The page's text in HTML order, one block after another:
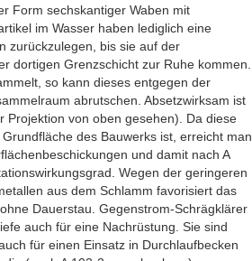
Form sechskantiger Waben mit
im Wasser haben lediglich eine
zurückzulegen, bis sie auf der
dortigen Grenzschicht zur Ruhe kommen.
so kann dieses entgegen der
abrutschen. Absetzwirksam ist
Projektion von oben gesehen). Da diese
des Bauwerks ist, erreicht man
und damit nach A
Wegen der geringeren
aus dem Schlamm favorisiert das
Dauerstau. Gegenstrom-Schrägklärer
auch für eine Nachrüstung. Sie sind
für einen Einsatz in Durchlaufbecken